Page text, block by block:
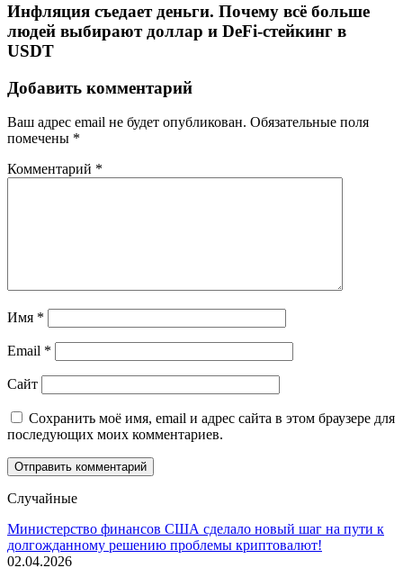
Инфляция съедает деньги. Почему всё больше
людей выбирают доллар и DeFi-стейкинг в
USDT
Добавить комментарий
Ваш адрес email не будет опубликован. Обязательные поля
помечены *
Комментарий *
Имя *
Email *
Сайт
Сохранить моё имя, email и адрес сайта в этом браузере для
последующих моих комментариев.
Случайные
Министерство финансов США сделало новый шаг на пути к
долгожданному решению проблемы криптовалют!
02.04.2026